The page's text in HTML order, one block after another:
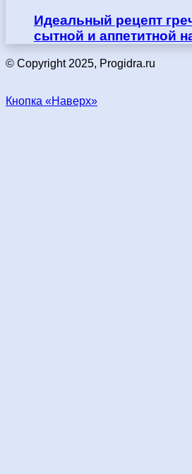
Идеальный рецепт
сытной и аппетитной
© Copyright 2025, Progidra.ru
Кнопка «Наверх»